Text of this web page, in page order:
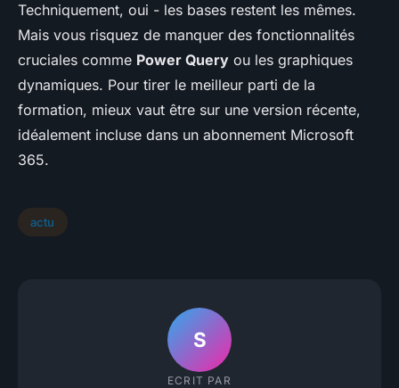
Techniquement, oui - les bases restent les mêmes.
Mais vous risquez de manquer des fonctionnalités
cruciales comme Power Query ou les graphiques
dynamiques. Pour tirer le meilleur parti de la
formation, mieux vaut être sur une version récente,
idéalement incluse dans un abonnement Microsoft
365.
actu
S
ECRIT PAR